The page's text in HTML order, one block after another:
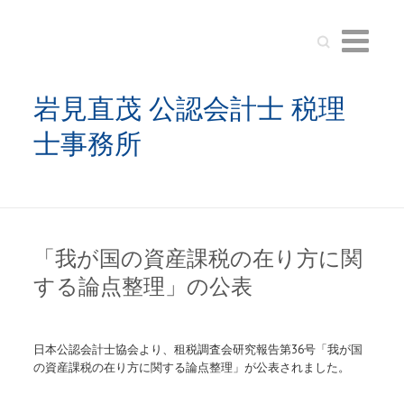
Search
岩見直茂 公認会計士 税理
士事務所
「我が国の資産課税の在り方に関
する論点整理」の公表
日本公認会計士協会より、租税調査会研究報告第36号「我が国
の資産課税の在り方に関する論点整理」が公表されました。